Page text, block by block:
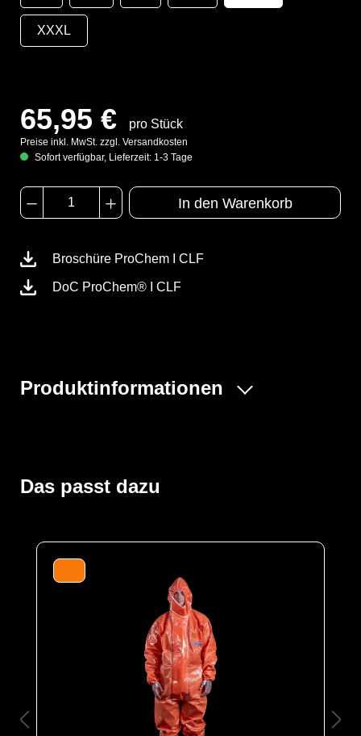
XXXL
65,95 € pro Stück
Preise inkl. MwSt. zzgl. Versandkosten
Sofort verfügbar, Lieferzeit: 1-3 Tage
In den Warenkorb
Broschüre ProChem I CLF
DoC ProChem® I CLF
Produktinformationen
verwendet. Gummizüge an Ärmeln, Beinen und Kapuze
sowie ein Taillengummi sorgen für eine optimale
Kapuze und die erhöhte doppelte Abdeckblende mit
Klettverschluss über dem Reißverschluss bis zum Kinn
bieten zusätzlichen Schutz. Elastische
Daumenschlaufen verhindern das Hochrutschen der
Ärmel bei Überkopfarbeiten.
Der Anzug wird aus unserem CLF-Material hergestellt,
dieses besteht aus einer mehrschichtigen
strapazierfähigen Barriere Folie und einem
feuchtigkeitsabsorbierenden Innenvlies, welches dem
Träger höchsten Komfort bei optimalen Schutz bietet. Es
schützt vor einer Reihe chemischer Gefahrstoffe,
darunter Säuren, Laugen und organische Chemikalien.
Das passt dazu